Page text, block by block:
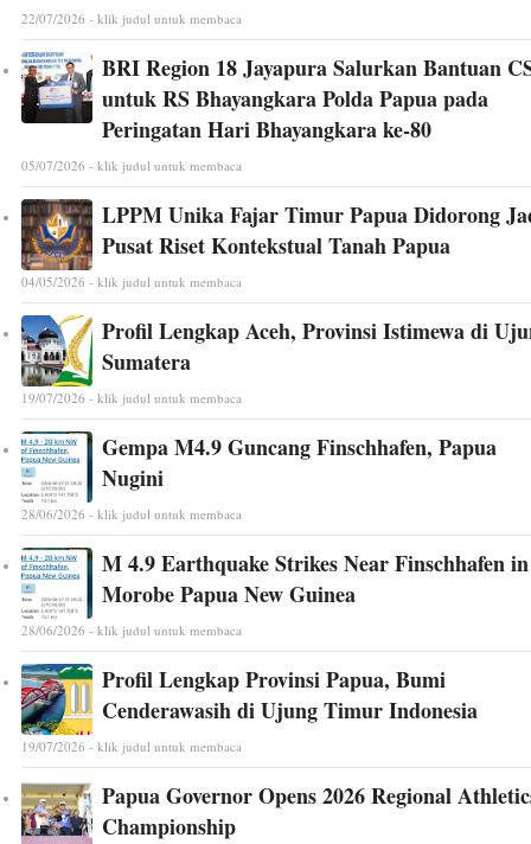
22/07/2026 - klik judul untuk membaca
BRI Region 18 Jayapura Salurkan Bantuan
untuk RS Bhayangkara Polda Papua pada
Peringatan Hari Bhayangkara ke-80
05/07/2026 - klik judul untuk membaca
LPPM Unika Fajar Timur Papua Didorong
Pusat Riset Kontekstual Tanah Papua
04/05/2026 - klik judul untuk membaca
Profil Lengkap Aceh, Provinsi Istimewa di
Sumatera
19/07/2026 - klik judul untuk membaca
Gempa M4.9 Guncang Finschhafen, Papua
Nugini
28/06/2026 - klik judul untuk membaca
M 4.9 Earthquake Strikes Near Finschhafen in
Morobe Papua New Guinea
28/06/2026 - klik judul untuk membaca
Profil Lengkap Provinsi Papua, Bumi
Cenderawasih di Ujung Timur Indonesia
19/07/2026 - klik judul untuk membaca
Papua Governor Opens 2026 Regional
Championship